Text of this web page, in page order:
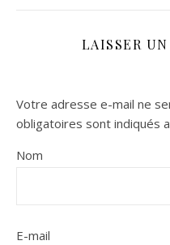
LAISSER
Votre adresse e-mail ne
obligatoires sont indiqués
Nom
E-mail